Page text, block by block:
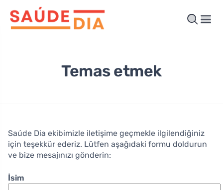
Temas etmek
Saúde Dia ekibimizle iletişime geçmekle ilgilendiğiniz
için teşekkür ederiz. Lütfen aşağıdaki formu doldurun
ve bize mesajınızı gönderin:
İsim